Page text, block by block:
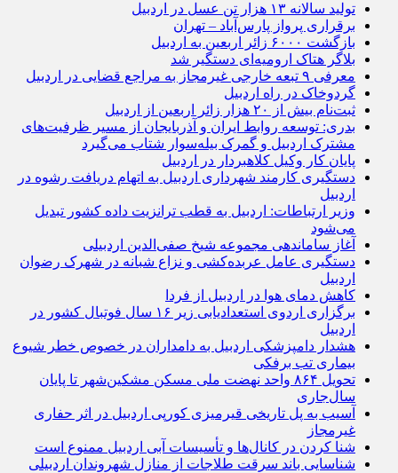
تولید سالانه ۱۳ هزار تن عسل در اردبیل
برقراری پرواز پارس‌آباد – تهران
بازگشت ۶۰۰۰ زائر اربعین به اردبیل
بلاگر هتاک ارومیه‌ای دستگیر شد
معرفی ۹ تبعه خارجی غیرمجاز به مراجع قضایی در اردبیل
گردوخاک در راه اردبیل
ثبت‌نام بیش از ۲۰ هزار زائر اربعین از اردبیل
بدری: توسعه روابط ایران و آذربایجان از مسیر ظرفیت‌های
مشترک اردبیل و گمرک بیله‌سوار شتاب می‌گیرد
پایان کار وکیل کلاهبردار در اردبیل
دستگیری کارمند شهرداری اردبیل به اتهام دریافت رشوه در
اردبیل
وزیر ارتباطات: اردبیل به قطب ترانزیت داده کشور تبدیل
می‌شود
آغاز ساماندهی مجموعه شیخ صفی‌الدین اردبیلی
دستگیری عامل عربده‌کشی و نزاع شبانه در شهرک رضوان
اردبیل
کاهش دمای هوا در اردبیل از فردا
برگزاری اردوی استعدادیابی زیر ۱۶ سال فوتبال کشور در
اردبیل
هشدار دامپزشکی اردبیل به دامداران در خصوص خطر شیوع
بیماری تب برفکی
تحویل ۸۶۴ واحد نهضت ملی مسکن مشکین‌شهر تا پایان
سال‌جاری
آسیب به پل تاریخی قیرمیزی کورپی اردبیل در اثر حفاری
غیرمجاز
شنا کردن در کانال‌ها و تأسیسات آبی اردبیل ممنوع است
شناسایی باند سرقت طلاجات از منازل شهروندان اردبیلی